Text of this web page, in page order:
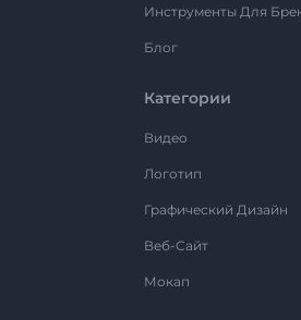
Инструменты Для
Блог
Категории
Видео
Логотип
Графический Дизайн
Веб-Сайт
Мокап